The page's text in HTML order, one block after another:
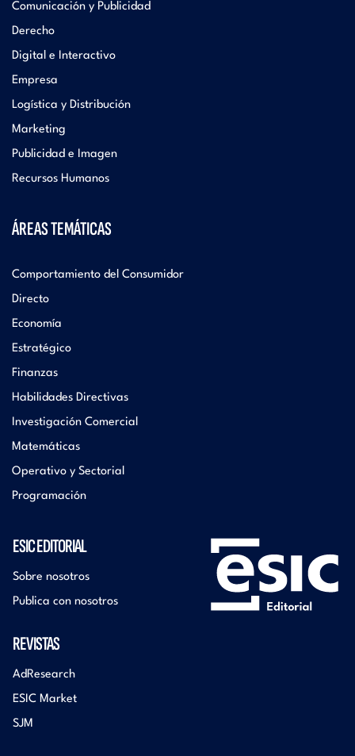
Comunicación y Publicidad
Derecho
Digital e Interactivo
Empresa
Logística y Distribución
Marketing
Publicidad e Imagen
Recursos Humanos
ÁREAS TEMÁTICAS
Comportamiento del Consumidor
Directo
Economía
Estratégico
Finanzas
Habilidades Directivas
Investigación Comercial
Matemáticas
Operativo y Sectorial
Programación
ESIC EDITORIAL
Sobre nosotros
Publica con nosotros
REVISTAS
AdResearch
ESIC Market
SJM